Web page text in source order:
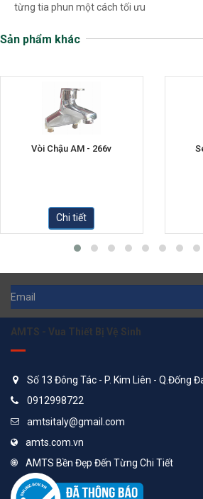
từng tia phun một cách tối ưu
Sản phẩm khác
Vòi Chậu AM - 266v
Chi tiết
AMTS - Vua Thiết Bị Vệ Sinh
Số 13 Đông Tác - P. Kim Liên - Q.Đống
0912998722
amtsitaly@gmail.com
amts.com.vn
AMTS Bền Đẹp Đến Từng Chi Tiết